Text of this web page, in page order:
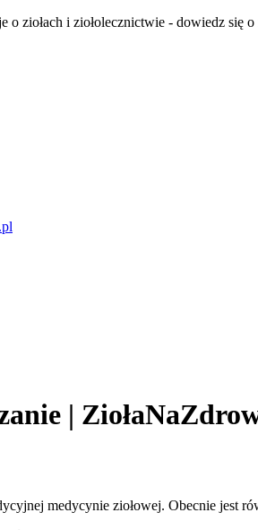
o ziołach i ziołolecznictwie - dowiedz się
|
medycynie ziołowej. Obecnie jest